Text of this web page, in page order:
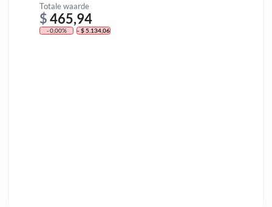
Totale waarde
$465,94
- 0,00% - $ 5.134,06